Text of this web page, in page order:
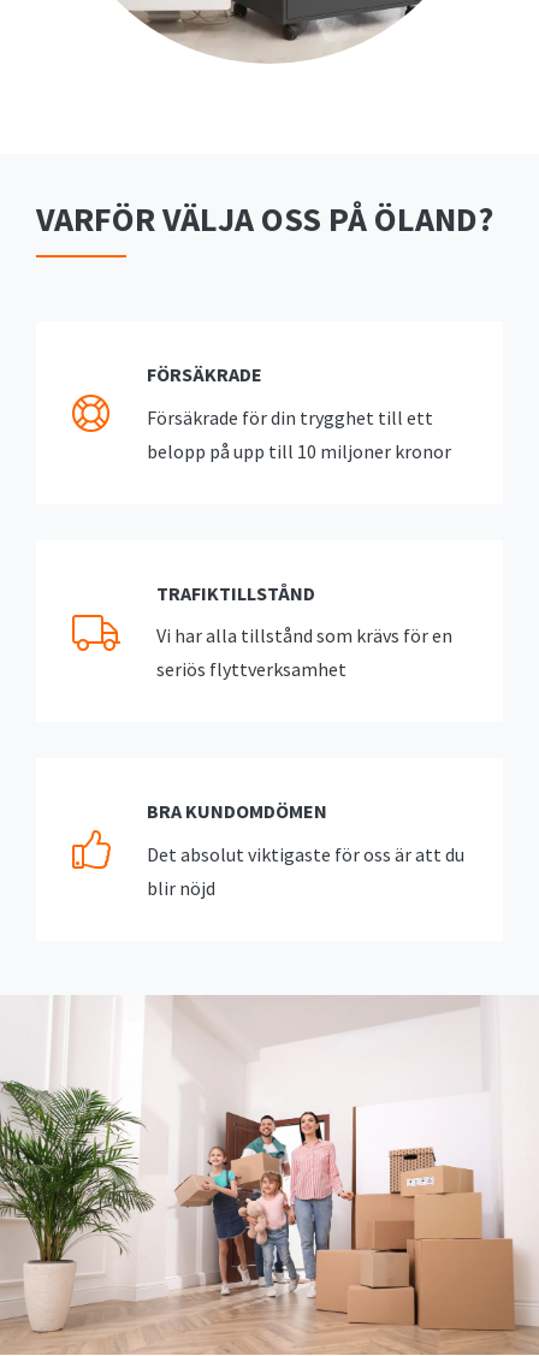
VARFÖR VÄLJA OSS PÅ ÖLAND?
FÖRSÄKRADE
Försäkrade för din trygghet till ett
belopp på upp till 10 miljoner kronor
TRAFIKTILLSTÅND
Vi har alla tillstånd som krävs för en
seriös flyttverksamhet
BRA KUNDOMDÖMEN
Det absolut viktigaste för oss är att du
blir nöjd